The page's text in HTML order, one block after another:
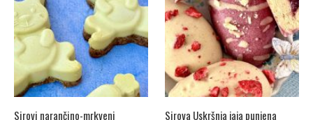
Sirovi narančino-mrkveni Sirova Uskršnja jaja punjena